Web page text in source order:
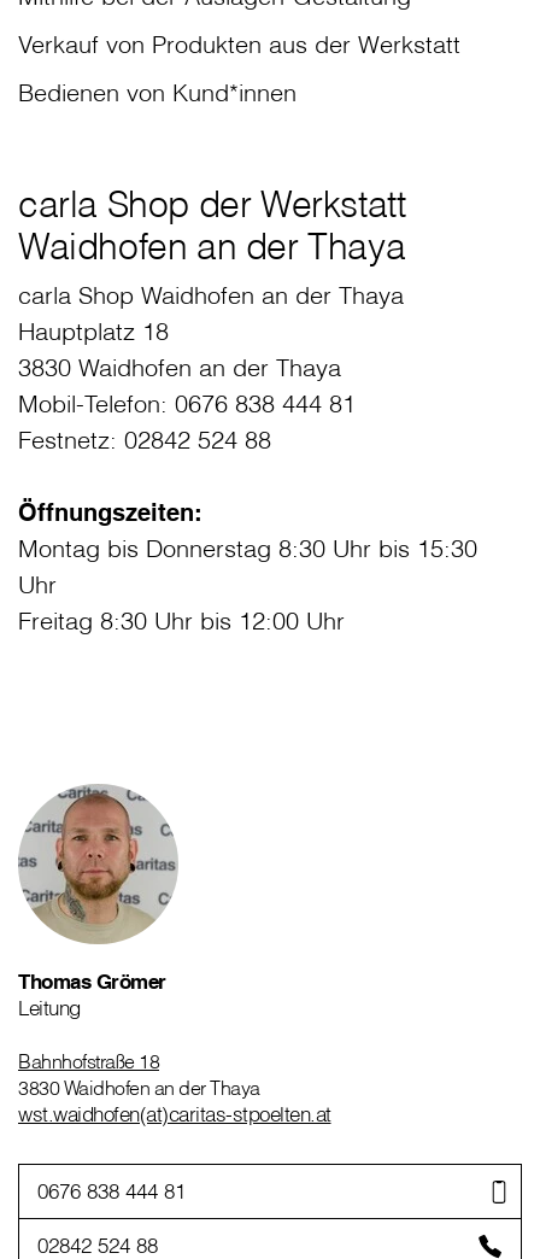
Verkauf von Produkten aus der Werkstatt
Bedienen von Kund*innen
carla Shop der Werkstatt
Waidhofen an der Thaya
carla Shop Waidhofen an der Thaya
Hauptplatz 18
3830 Waidhofen an der Thaya
Mobil-Telefon: 0676 838 444 81
Festnetz: 02842 524 88
Öffnungszeiten:
Montag bis Donnerstag 8:30 Uhr bis 15:30
Uhr
Freitag 8:30 Uhr bis 12:00 Uhr
Thomas Grömer
Leitung
Bahnhofstraße 18
3830 Waidhofen an der Thaya
wst.waidhofen(at)caritas-stpoelten.at
0676 838 444 81
02842 524 88